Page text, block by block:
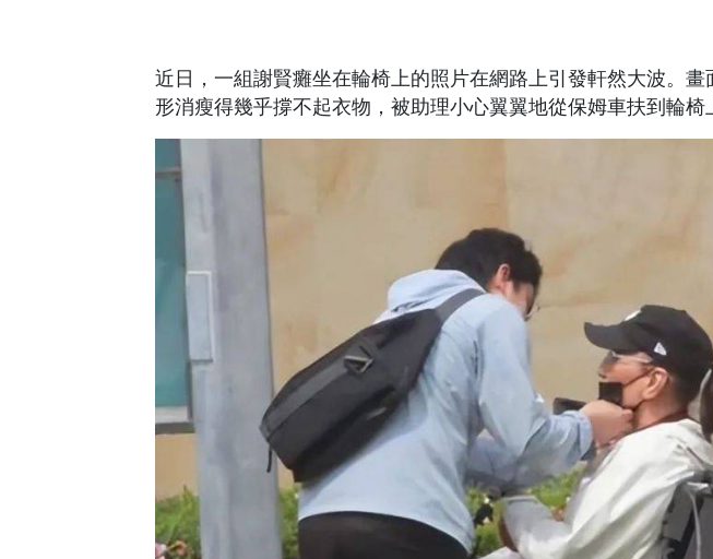
近日，一組謝賢癱坐在輪椅上的照片在網路上引發軒然大波。
形消瘦得幾乎撐不起衣物，被助理小心翼翼地從保姆車扶到輪椅